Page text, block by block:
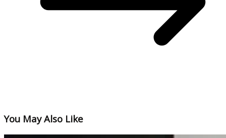
You May Also Like